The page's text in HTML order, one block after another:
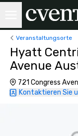
Veranstaltungsorte
Hyatt
Avenue
721 Congress
Kontaktieren Sie